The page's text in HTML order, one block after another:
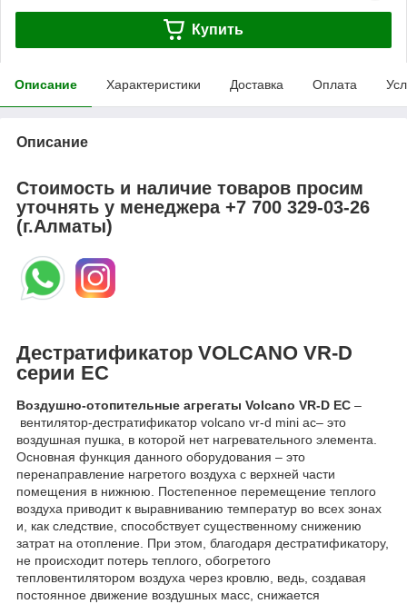
Купить
Описание Характеристики Доставка Оплата
Описание
Стоимость и наличие товаров просим
уточнять у менеджера+7 700 329-03-26
(г.Алматы)
Дестратификатор VOLCANO VR-D
серии EC
Воздушно-отопительные агрегаты Volcano VR-D EC –
вентилятор-дестратификатор volcano vr-d mini ac– это
воздушная пушка, в которой нет нагревательного элемента.
Основная функция данного оборудования – это
перенаправление нагретого воздуха с верхней части
помещения в нижнюю. Постепенное перемещение теплого
воздуха приводит к выравниванию температур во всех зонах
и, как следствие, способствует существенному снижению
затрат на отопление. При этом, благодаря дестратификатору,
не происходит потерь теплого, обогретого
тепловентилятором воздуха через кровлю, ведь, создавая
постоянное движение воздушных масс, снижается